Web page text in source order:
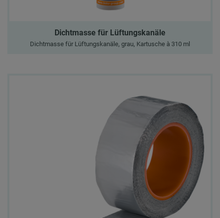
Dichtmasse für Lüftungskanäle
Dichtmasse für Lüftungskanäle, grau, Kartusche à 310 ml